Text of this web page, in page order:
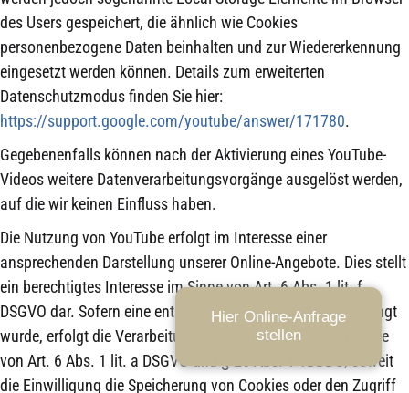
des Users gespeichert, die ähnlich wie Cookies
personenbezogene Daten beinhalten und zur Wiedererkennung
eingesetzt werden können. Details zum erweiterten
Datenschutzmodus finden Sie hier:
https://support.google.com/youtube/answer/171780.
Gegebenenfalls können nach der Aktivierung eines YouTube-
Videos weitere Datenverarbeitungsvorgänge ausgelöst werden,
auf die wir keinen Einfluss haben.
Die Nutzung von YouTube erfolgt im Interesse einer
ansprechenden Darstellung unserer Online-Angebote. Dies stellt
ein berechtigtes Interesse im Sinne von Art. 6 Abs. 1 lit. f
DSGVO dar. Sofern eine entsprechende Einwilligung abgefragt
wurde, erfolgt die Verarbeitung ausschließlich auf Grundlage
von Art. 6 Abs. 1 lit. a DSGVO und § 25 Abs. 1 TDDDG, soweit
die Einwilligung die Speicherung von Cookies oder den Zugriff
Hier Online-Anfrage
stellen